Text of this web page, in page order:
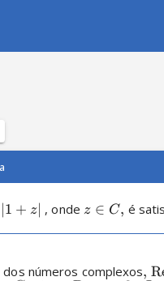
∣1 + z , onde z ∈ C, é
números complexos,